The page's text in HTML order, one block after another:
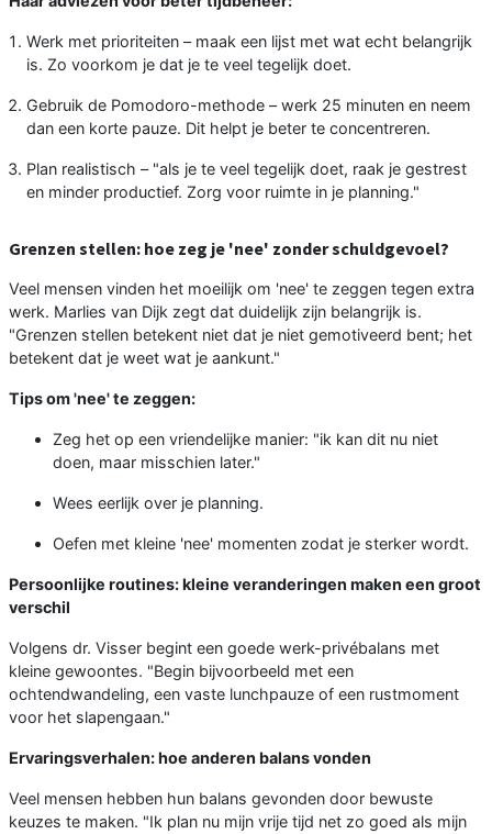
Werk met prioriteiten – maak een lijst met wat echt belangrijk
is. Zo voorkom je dat je te veel tegelijk doet.
Gebruik de Pomodoro-methode – werk 25 minuten en neem
dan een korte pauze. Dit helpt je beter te concentreren.
Plan realistisch – "als je te veel tegelijk doet, raak je gestrest
en minder productief. Zorg voor ruimte in je planning."
Grenzen stellen: hoe zeg je 'nee' zonder schuldgevoel?
Veel mensen vinden het moeilijk om 'nee' te zeggen tegen extra
werk. Marlies van Dijk zegt dat duidelijk zijn belangrijk is.
"Grenzen stellen betekent niet dat je niet gemotiveerd bent; het
betekent dat je weet wat je aankunt."
Tips om 'nee' te zeggen:
Zeg het op een vriendelijke manier: "ik kan dit nu niet
doen, maar misschien later."
Wees eerlijk over je planning.
Oefen met kleine 'nee' momenten zodat je sterker wordt.
Persoonlijke routines: kleine veranderingen maken een groot
verschil
Volgens dr. Visser begint een goede werk-privébalans met
kleine gewoontes. "Begin bijvoorbeeld met een
ochtendwandeling, een vaste lunchpauze of een rustmoment
voor het slapengaan."
Ervaringsverhalen: hoe anderen balans vonden
Veel mensen hebben hun balans gevonden door bewuste
keuzes te maken. "Ik plan nu mijn vrije tijd net zo goed als mijn